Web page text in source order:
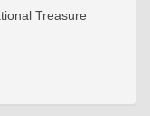
Treasure